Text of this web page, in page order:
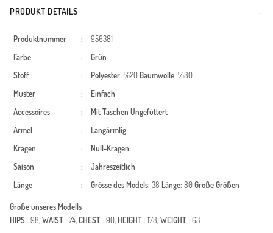
PRODUKT DETAILS
Produktnummer :
956381
Farbe
:
Grün
Stoff
: Polyester: %20 Baumwolle: %80
Muster
:
Einfach
Accessoires
: Mit Taschen Ungefüttert
Ärmel
:
Langärmlig
Kragen
:
Null-Kragen
Saison
:
Jahreszeitlich
Länge
: Grösse des Models: 38 Länge: 80Große Größen
Größe unseres Modells
HIPS: 98,WAIST: 74,CHEST: 90, HEIGHT: 178,WEIGHT: 63